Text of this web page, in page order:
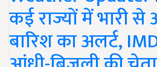
कई राज्यों में भारी से
बारिश का अलर्ट,